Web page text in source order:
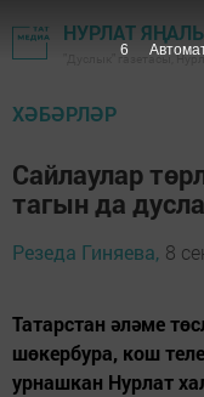
НУРЛАТ
"Дуслык" газетасы,
ХӘБӘРЛӘР
Сайлаулар
тагын да
Резеда Гиняева, 8
Татарстан әләме
шөкербура, кош
урнашкан Нурлат
5